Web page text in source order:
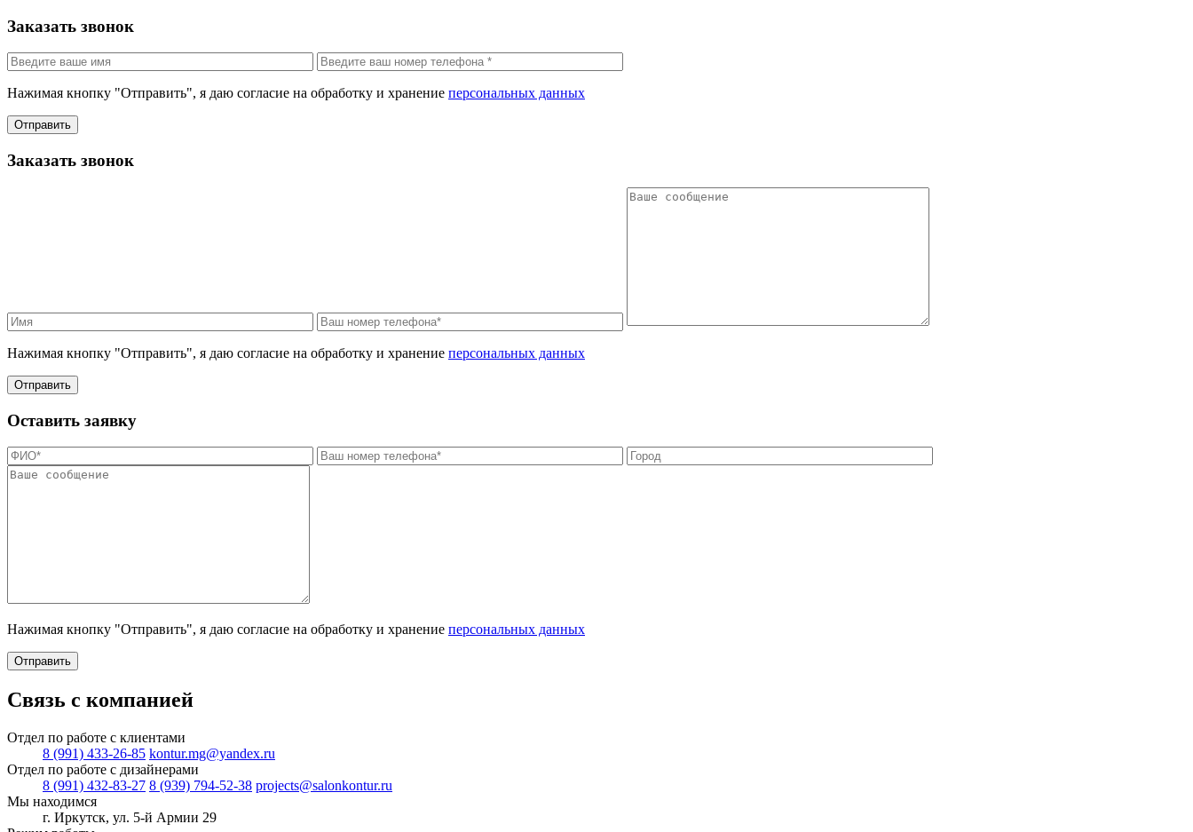
Заказать звонок
Нажимая кнопку "Отправить", я даю согласие на обработку и хранение персональных данных
Отправить
Заказать звонок
Нажимая кнопку "Отправить", я даю согласие на обработку и хранение персональных данных
Отправить
Оставить заявку
Нажимая кнопку "Отправить", я даю согласие на обработку и хранение персональных данных
Отправить
Связь с компанией
Отдел по работе с клиентами
8 (991) 433-26-85 kontur.mg@yandex.ru
Отдел по работе с дизайнерами
8 (991) 432-83-27 8 (939) 794-52-38 projects@salonkontur.ru
Мы находимся
г. Иркутск, ул. 5-й Армии 29